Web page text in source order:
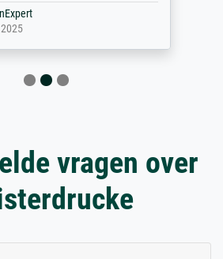
vragen over